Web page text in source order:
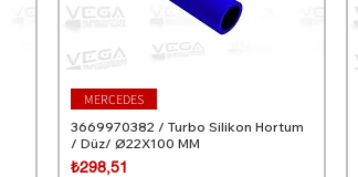
MERCEDES
3669970382 / Turbo Silikon Hortum
/ Düz/ Ø22X100 MM
Fiyat
₺298,51